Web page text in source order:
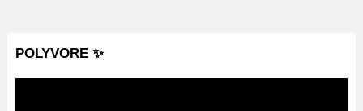
POLYVORE ✨